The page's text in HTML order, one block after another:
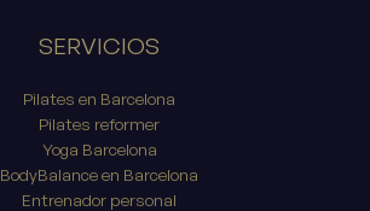
SERVICIOS
Pilates en Barcelona
Pilates reformer
Yoga Barcelona
BodyBalance en Barcelona
Entrenador personal